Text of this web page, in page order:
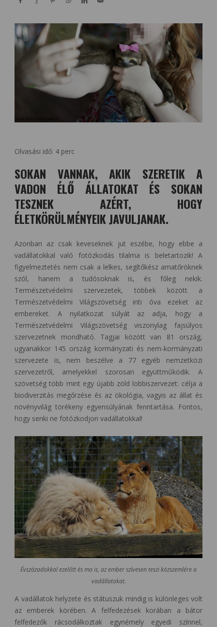
Olvasási idő: 4 perc
SOKAN VANNAK, AKIK SZERETIK A
VADON ÉLŐ ÁLLATOKAT ÉS SOKAN
TESZNEK AZÉRT, HOGY
ÉLETKÖRÜLMÉNYEIK JAVULJANAK.
Azonban az csak keveseknek jut eszébe, hogy ebbe a
vadállatokkal való fotózkodás tilalma is beletartozik! A
figyelmeztetés nem csak a lelkes, segítőkész amatőröknek
szól, hanem a tudósoknak is, és főleg nekik.
Természetvédelmi szervezetek, többek között a
Természetvédelmi Világszövetség inti óva ezeket az
embereket. A nyilatkozat súlyát az adja, hogy a
Természetvédelmi Világszövetség viszonylag fajsúlyos
szervezetnek mondható. Tagjai között van 81 ország,
ugyanakkor 145 ország kormányzati és nem-kormányzati
szervezete is, nem beszélve a 77 egyéb nemzetközi
szervezetről, amelyekkel szorosan együttműködik. A
szövetség több mint egy újabb zöld lobbiszervezet: célja a
biodiverzitás megőrzése és az ökológia, vagyis az állat és
növényvilág törékeny egyensúlyának fenntartása. Fontos,
hogy senki ne fotózkodjon vadállatokkal!
Évszázadokkal ezelőtt és ma is, az ember szívesen teszi közszemlére a
vadállatokat.
A vadállatok helyzete és státuszuk mindig is különleges volt
az emberek körében. A felfedezések korában a bátor
felfedezők rácsodálkoztak egynémely egyedi színnel,